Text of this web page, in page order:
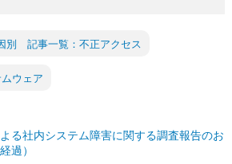
別 記事一覧：不正アクセス
ウェア
る社内システム障害に関する調査報告のお
過）